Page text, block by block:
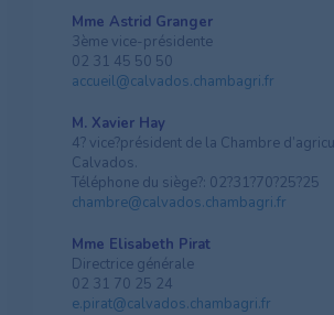
Mme Astrid Granger
3ème vice-présidente
02 31 45 50 50
accueil@calvados.chambagri.fr
M. Xavier Hay
4? vice?président de la Chambre
Calvados.
Téléphone du siège?: 02?31?70?25?25
chambre@calvados.chambagri.fr
Mme Elisabeth Pirat
Directrice générale
02 31 70 25 24
e.pirat@calvados.chambagri.fr